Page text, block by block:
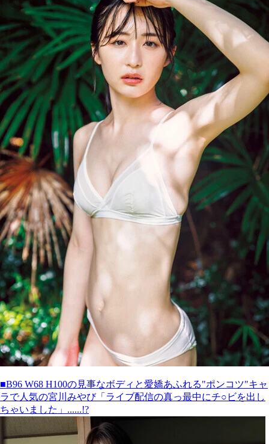
■B96 W68 H100の見事なボディと愛嬌あふれる"ポンコツ"キャ
ラで人気の宮川みやび「ライブ配信の真っ最中にチ○ビを出し
ちゃいました」......!?